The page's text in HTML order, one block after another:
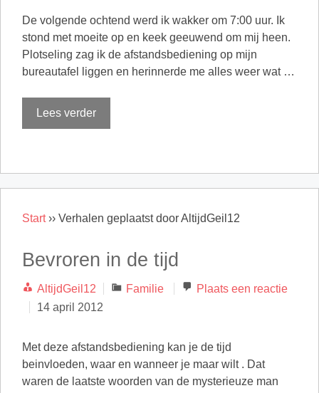
De volgende ochtend werd ik wakker om 7:00 uur. Ik
stond met moeite op en keek geeuwend om mij heen.
Plotseling zag ik de afstandsbediening op mijn
bureautafel liggen en herinnerde me alles weer wat …
Lees verder
Start›› Verhalen geplaatst door AltijdGeil12
Bevroren in de tijd
AltijdGeil12 Categorieën
Familie
Plaats een reactie
14 april 2012
Met deze afstandsbediening kan je de tijd
beinvloeden, waar en wanneer je maar wilt . Dat
waren de laatste woorden van de mysterieuze man